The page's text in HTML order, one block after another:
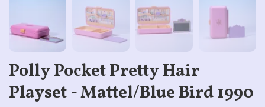
Polly Pocket Pretty Hair
Playset - Mattel/Blue Bird 1990